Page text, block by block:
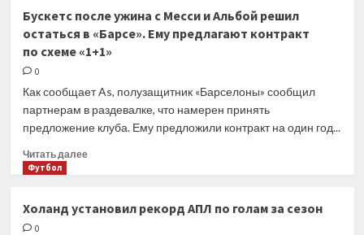
«Арсенале»
три
месяца
игрокам
Бускетс после ужина с Месси и Альбой решил
остаться в «Барсе». Ему предлагают контракт
по схеме «1+1»
0
Как сообщает As, полузащитник «Барселоны» сообщил
партнерам в раздевалке, что намерен принять
предложение клуба. Ему предложили контракт на один год...
Читать далееПрочитать
после
Футбол
Холанд установил рекорд АПЛ по голам за сезон
0